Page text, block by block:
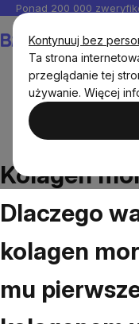
Kontynuuj bez
Ta strona
przeglądanie tej
używanie. Więcej
Przejść
do
treści
Ponad 200 000
Kolagen
kolagen morski i kiedy
Kolagen
Dlaczego
kolagen
mu